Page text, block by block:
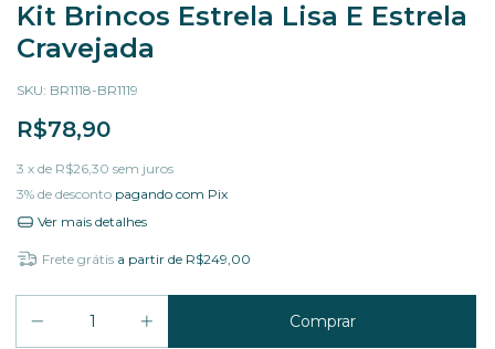
Kit Brincos Estrela Lisa E Estrela
Cravejada
SKU: BR1118-BR1119
R$78,90
3 x de R$26,30 sem juros
3% de desconto pagando com Pix
Ver mais detalhes
Frete grátis a partir de R$249,00